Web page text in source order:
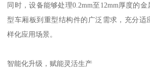
同时，设备能够处理0.2mm至12mm厚度的
型车厢板到重型结构件的广泛需求，充分适
样化应用场景。
智能化升级，赋能灵活生产